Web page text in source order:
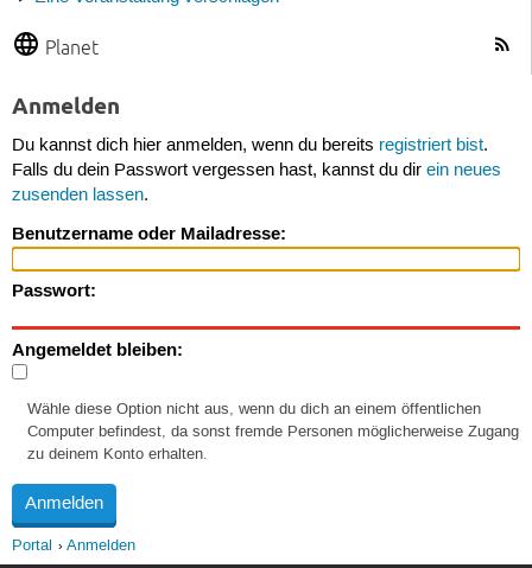
Planet
Anmelden
Du kannst dich hier anmelden, wenn du bereits registriert bist.
Falls du dein Passwort vergessen hast, kannst du dir ein neues
zusenden lassen.
Benutzername oder Mailadresse:
Passwort:
Angemeldet bleiben:
Wähle diese Option nicht aus, wenn du dich an einem öffentlichen
Computer befindest, da sonst fremde Personen möglicherweise Zugang
zu deinem Konto erhalten.
Portal Anmelden